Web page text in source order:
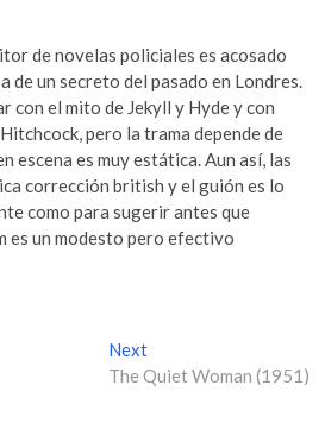
de novelas policiales es acosado
de un secreto del pasado en Londres.
con el mito de Jekyll y Hyde y con
pero la trama depende de
escena es muy estática. Aun así, las
corrección british y el guión es lo
como para sugerir antes que
es un modesto pero efectivo
NextN
e
The Quiet Woman (1951)